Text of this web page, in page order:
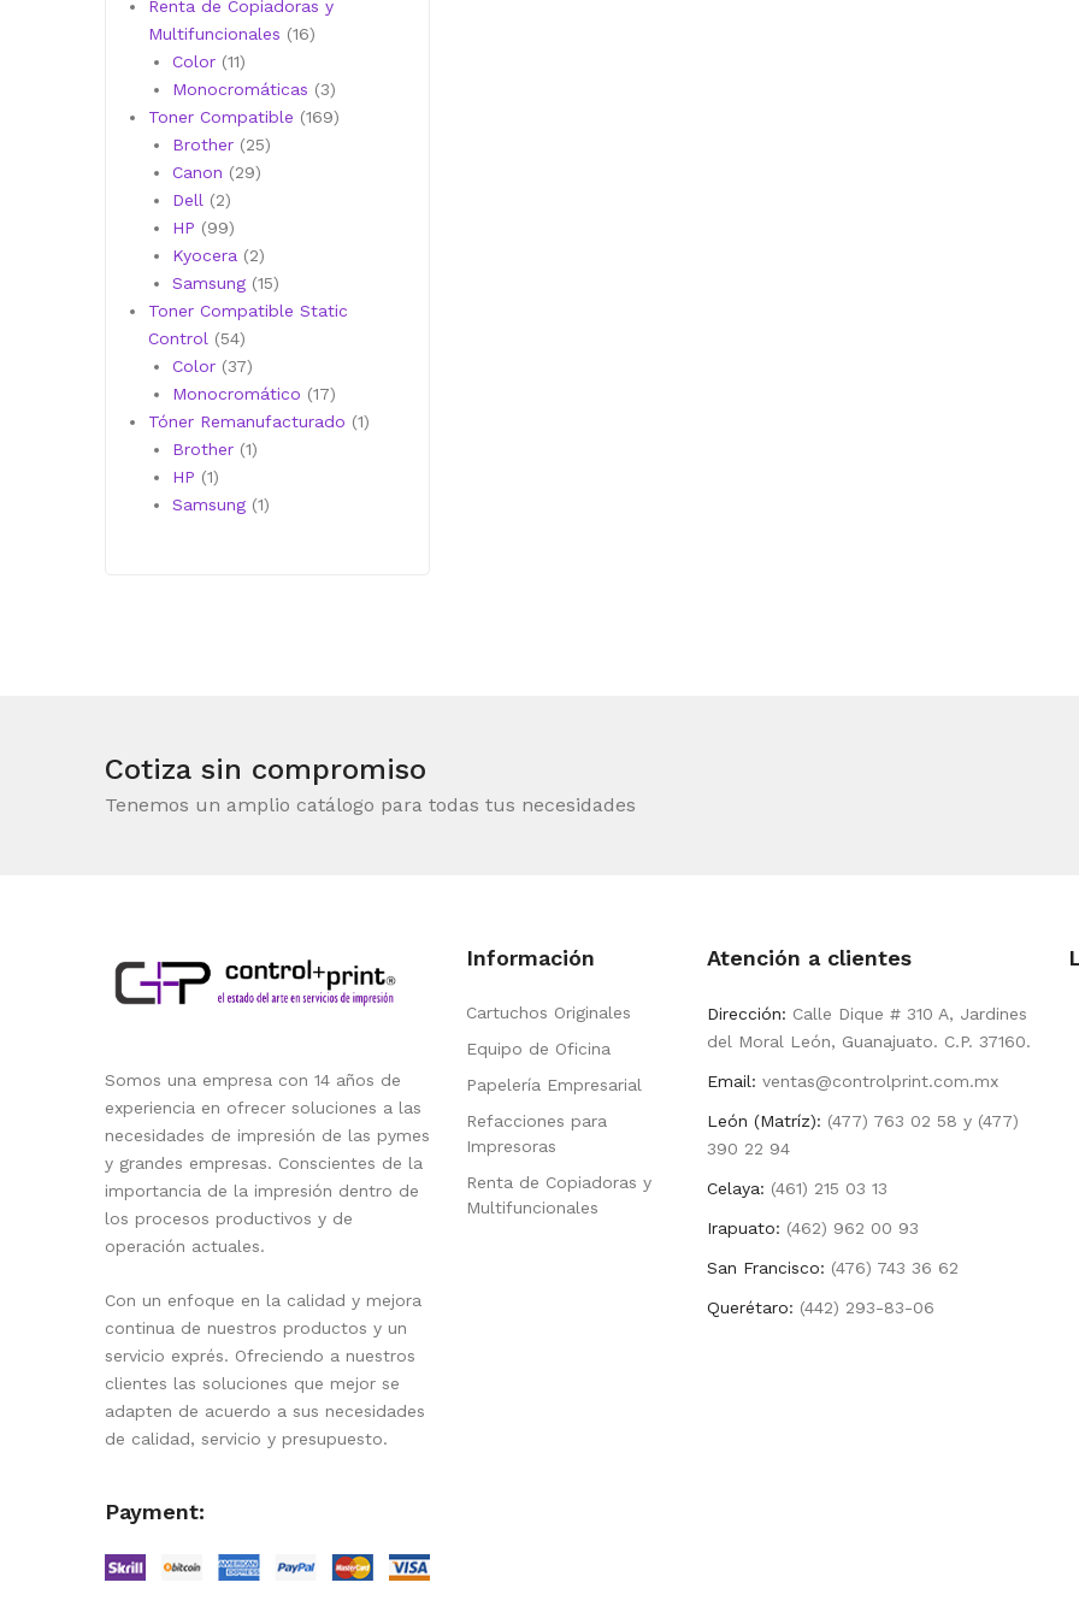
Renta de Copiadoras y
Multifuncionales
1616
Color 1111
productos
Monocromáticas 33
productos
Toner Compatible 169169
Brother 2525
Canon 2929
Dell 22
productos
HP 9999
productos
Kyocera 22
productos
Samsung 1515
productos
Toner Compatible Static
Control
5454
productos
Color 3737
productos
Monocromático 1717
productos
Tóner Remanufacturado 11
Brother 11
HP 11
producto
Samsung 11
Cotiza sin compromiso
Tenemos un amplio catálogo para todas tus necesidades
Somos una empresa con 14 años de
experiencia en ofrecer soluciones a las
necesidades de impresión de las pymes
y grandes empresas. Conscientes de la
importancia de la impresión dentro de
los procesos productivos y de
operación actuales.
Con un enfoque en la calidad y mejora
continua de nuestros productos y un
servicio exprés. Ofreciendo a nuestros
clientes las soluciones que mejor se
adapten de acuerdo a sus necesidades
de calidad, servicio y presupuesto.
Payment:
Información
Cartuchos Originales
Equipo de Oficina
Papelería Empresarial
Refacciones para
Impresoras
Renta de Copiadoras y
Multifuncionales
Atención a clientes
Dirección: Calle Dique # 310 A, Jardines
del Moral León, Guanajuato. C.P. 37160.
Email: ventas@controlprint.com.mx
León (Matríz): (477) 763 02 58 y (477)
390 22 94
Celaya: (461) 215 03 13
Irapuato: (462) 962 00 93
San Francisco: (476) 743 36 62
Querétaro: (442) 293-83-06